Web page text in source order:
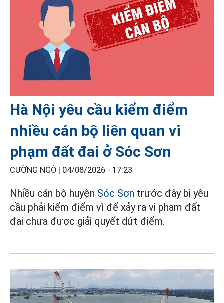
Hà Nội yêu cầu kiểm điểm
nhiều cán bộ liên quan vi
phạm đất đai ở Sóc Sơn
CƯỜNG NGÔ | 04/08/2026 - 17:23
Nhiều cán bộ huyện Sóc Sơn trước đây bị yêu
cầu phải kiểm điểm vì để xảy ra vi phạm đất
đai chưa được giải quyết dứt điểm.